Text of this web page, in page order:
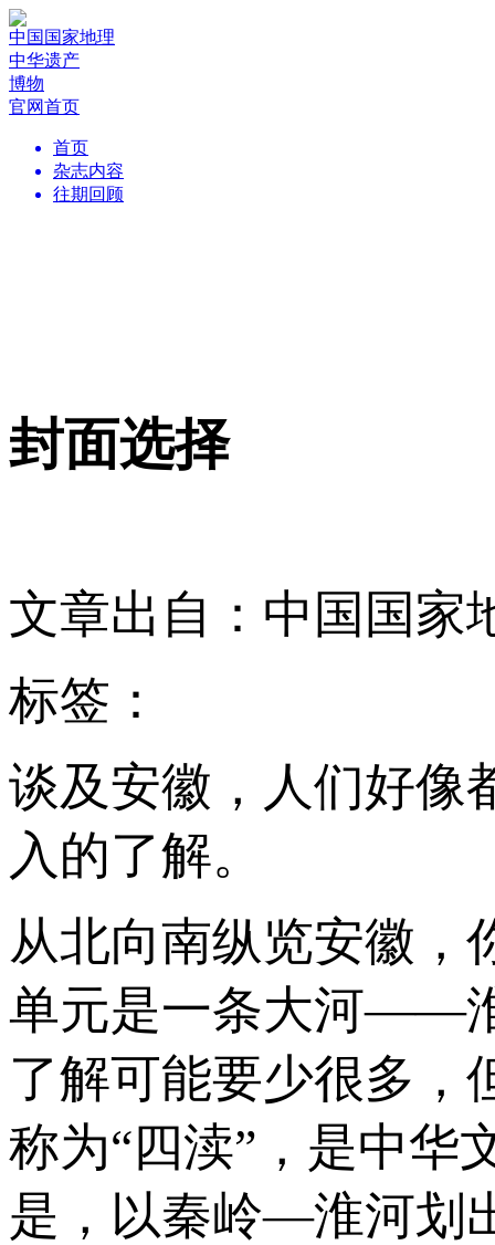
中国国家地理
中华遗产
博物
官网首页
首页
杂志内容
往期回顾
封面选择
文章出自：中国国家
标签：
谈及安徽，人们好像
入的了解。
从北向南纵览安徽，
单元是一条大河——
了解可能要少很多，
称为“四渎”，是中华
是，以秦岭—淮河划